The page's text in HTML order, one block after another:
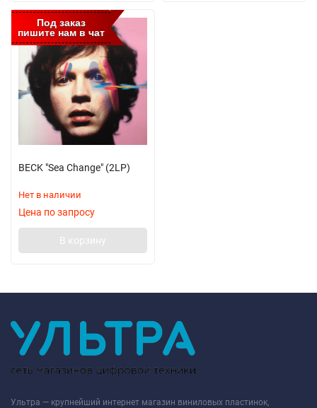
Под заказ
пишите нам в чат
BECK "Sea Change" (2LP)
Нет в наличии
Цена по запросу
В корзину
Ультра — крупнейший интернет магазин виниловых пластинок,